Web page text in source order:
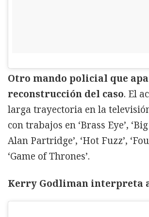
Otro mando policial que
reconstrucción del caso. El
larga trayectoria en la
con trabajos en ‘Brass Eye’,
Alan Partridge’, ‘Hot Fuzz’,
‘Game of Thrones’.
Kerry Godliman interpreta